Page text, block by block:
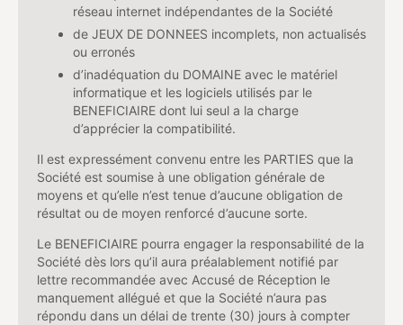
réseau internet indépendantes de la Société
de JEUX DE DONNEES incomplets, non actualisés
ou erronés
d’inadéquation du DOMAINE avec le matériel
informatique et les logiciels utilisés par le
BENEFICIAIRE dont lui seul a la charge
d’apprécier la compatibilité.
Il est expressément convenu entre les PARTIES que la
Société est soumise à une obligation générale de
moyens et qu’elle n’est tenue d’aucune obligation de
résultat ou de moyen renforcé d’aucune sorte.
Le BENEFICIAIRE pourra engager la responsabilité de la
Société dès lors qu’il aura préalablement notifié par
lettre recommandée avec Accusé de Réception le
manquement allégué et que la Société n’aura pas
répondu dans un délai de trente (30) jours à compter